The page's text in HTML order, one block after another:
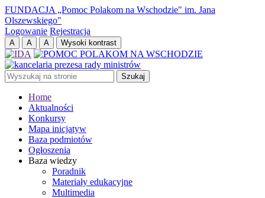
FUNDACJA „Pomoc Polakom na Wschodzie" im. Jana
Olszewskiego"
Logowanie Rejestracja
Home
Aktualności
Konkursy
Mapa inicjatyw
Baza podmiotów
Ogłoszenia
Baza wiedzy
Poradnik
Materiały edukacyjne
Multimedia